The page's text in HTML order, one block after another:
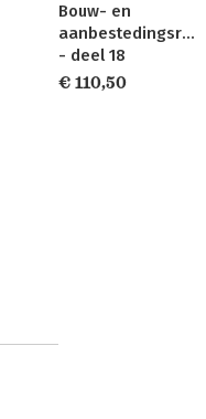
Bouw- en
aanbestedingsrecht
- deel 18
€ 110,50